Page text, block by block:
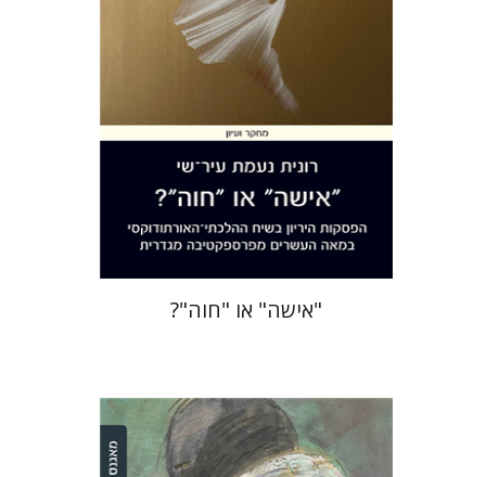
הנחת אתר ספר מודפס
$35
$32
"אישה" או "חוה"?